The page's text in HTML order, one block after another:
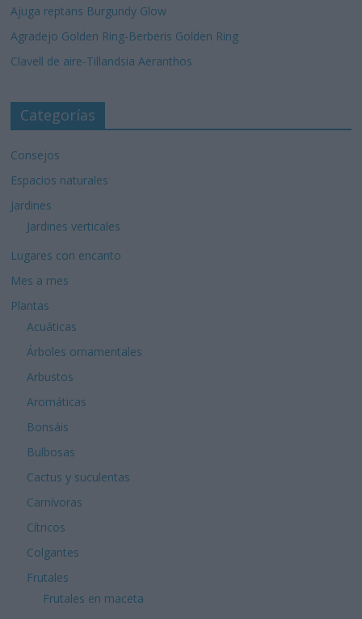
Ajuga reptans Burgundy Glow
Agradejo Golden Ring-Berberis Golden Ring
Clavell de aire-Tillandsia Aeranthos
Categorías
Consejos
Espacios naturales
Jardines
Jardines verticales
Lugares con encanto
Mes a mes
Plantas
Acuáticas
Árboles ornamentales
Arbustos
Aromáticas
Bonsáis
Bulbosas
Cactus y suculentas
Carnívoras
Cítricos
Colgantes
Frutales
Frutales en maceta